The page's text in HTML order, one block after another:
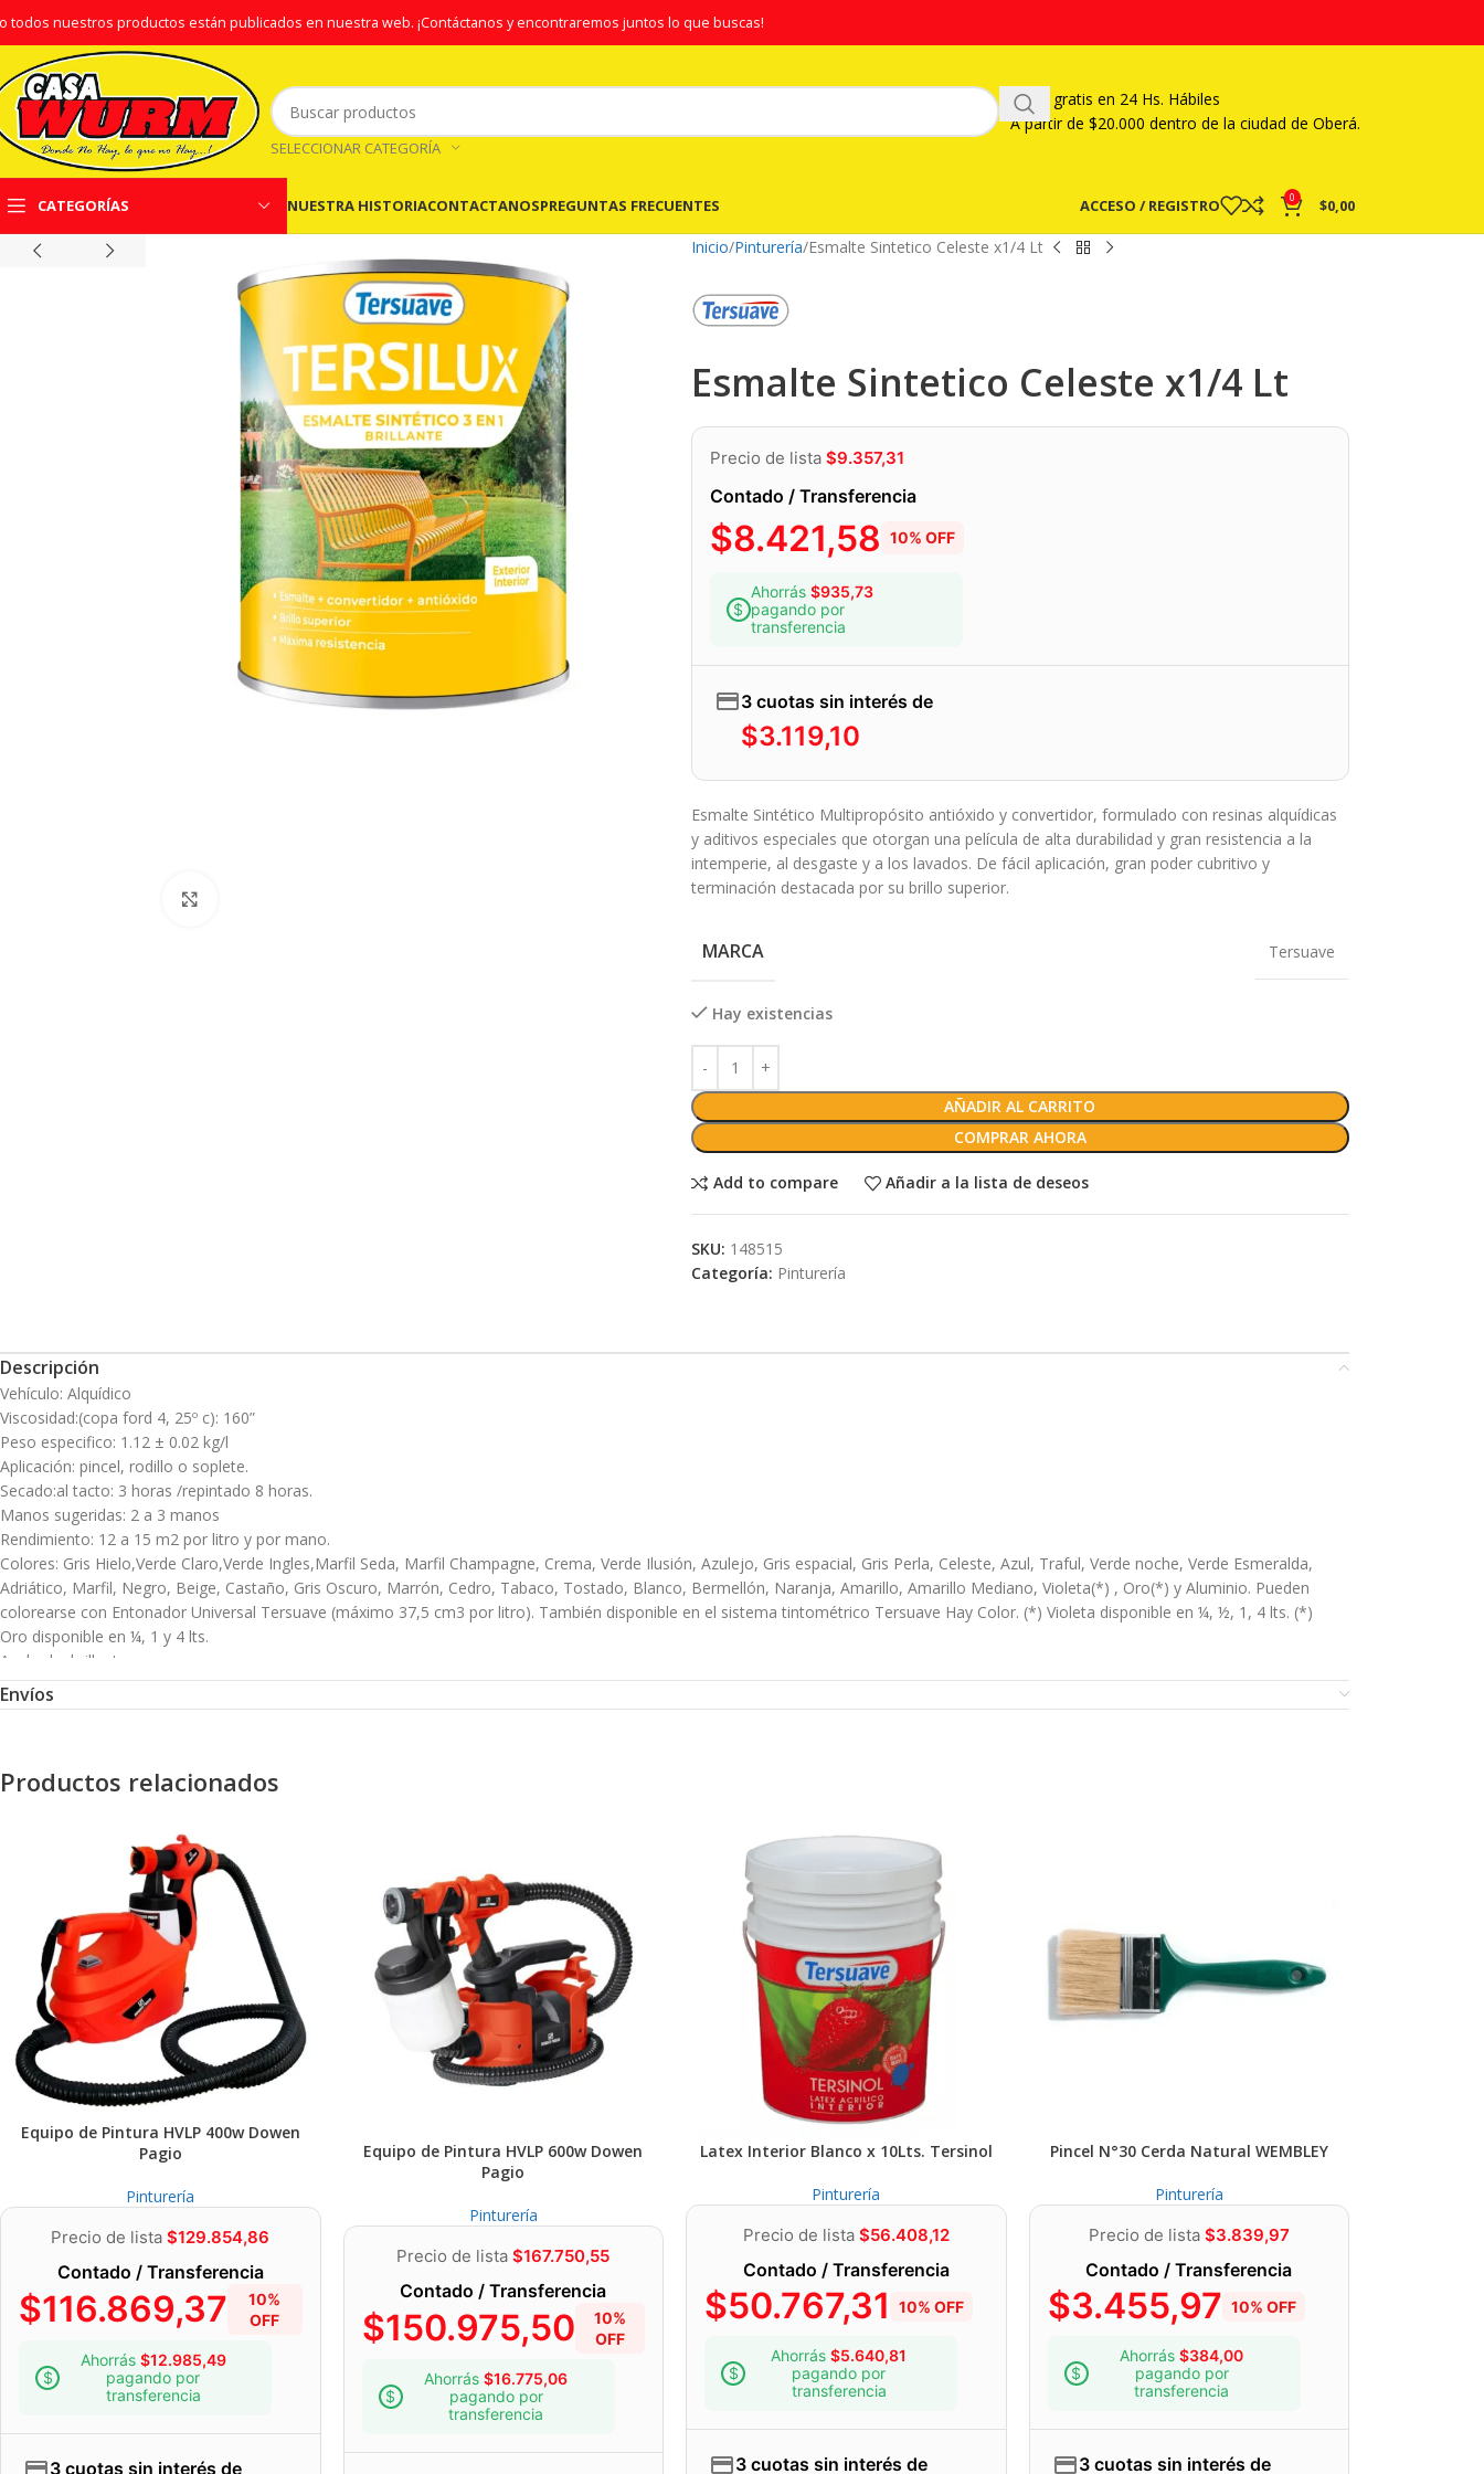
todos nuestros productos están publicados en nuestra web. ¡Contáctanos y encontraremos juntos lo que buscas!
SELECCIONAR CATEGORÍA
Envío gratis en 24 Hs. Hábiles
A partirde $20.000 dentro de la ciudad de Oberá.
CATEGORÍAS NUESTRA HISTORIACONTACTANOSPREGUNTAS FRECUENTES ACCESO / REGISTRO 0 $0,00
Inicio Pinturería Esmalte Sintetico Celeste x1/4 Lt
Esmalte Sintetico Celeste x1/4 Lt
Precio de lista $9.357,31
Contado / Transferencia
$8.421,58 10% OFF
Ahorrás $935,73
pagando por
transferencia
3 cuotas sin interés de
$3.119,10
Esmalte Sintético Multipropósito antióxido y convertidor, formulado con resinas alquídicas
y aditivos especiales que otorgan una película de alta durabilidad y gran resistencia a la
intemperie, al desgaste y a los lavados. De fácil aplicación, gran poder cubritivo y
terminación destacada por su brillo superior.
MARCA Tersuave
Hay existencias
AÑADIR AL CARRITO
COMPRAR AHORA
Add to compare Añadir a la lista de deseos
SKU: 148515
Categoría: Pinturería
Descripción
Vehículo: Alquídico
Viscosidad:(copa ford 4, 25º c): 160”
Peso especifico: 1.12 ± 0.02 kg/l
Aplicación: pincel, rodillo o soplete.
Secado:al tacto: 3 horas /repintado 8 horas.
Manos sugeridas: 2 a 3 manos
Rendimiento: 12 a 15 m2 por litro y por mano.
Colores: Gris Hielo,Verde Claro,Verde Ingles,Marfil Seda, Marfil Champagne, Crema, Verde Ilusión, Azulejo, Gris espacial, Gris Perla, Celeste, Azul, Traful, Verde noche, Verde Esmeralda,
Adriático, Marfil, Negro, Beige, Castaño, Gris Oscuro, Marrón, Cedro, Tabaco, Tostado, Blanco, Bermellón, Naranja, Amarillo, Amarillo Mediano, Violeta(*) , Oro(*) y Aluminio. Pueden
colorearse con Entonador Universal Tersuave (máximo 37,5 cm3 por litro). También disponible en el sistema tintométrico Tersuave Hay Color. (*) Violeta disponible en ¼, ½, 1, 4 lts. (*)
Oro disponible en ¼, 1 y 4 lts.
Acabado: brillante
Diluyente y limpieza: Aguarrás mineral/solvente industrial (soplete)
Presentaciones:¼, ½, 1, 4 y 20 litros.
No deben quedar vestigios de óxido. Lijar con lija n° 100, eliminar el polvillo con un trapo embebido en aguarrás mineral y aplicar una primera mano diluida 20% con aguarrás mineral.
Maderas: Eliminar restos de limpiadores, ceras o protectores siliconados. Lijar en el sentido de las vetas con lija n° 100, eliminar el polvillo y aplicar una primera mano del esmalte diluido a
partir del 25% según la dureza de la madera (a mayor dureza, mayor dilución). Mampostería cementicia: Limpiar la superficie. Verificar el correcto fraguado, eliminación total de aguas de
mortero y pH entre 7 y 8. Aplicar una primera mano con una dilución mínima del 30%, dependiendo de la absorción de la superficie. Sobre superficies pintadas:Tanto en hierro, madera o
mampostería, asegurarse que la pintura anterior se encuentre firme y en buenas condiciones. Lijar suavemente con lija n°120. Si la pintura estuviera floja, descascarada o en malas
condiciones generales, deberá ser eliminada completamentey proceder como en superficies nuevas. Pintar 2 a 3 manos de esmalte Multipropósito con mínima dilución, esperando 8
horas entre ellas.
Envíos
Productos relacionados
Equipo de Pintura HVLP 400w Dowen
Pagio
Pinturería
Precio de lista$129.854,86
Contado / Transferencia
$116.869,37
10%
OFF
Ahorrás $12.985,49
pagando por
transferencia
3 cuotas sin interés de
Equipo de Pintura HVLP 600w Dowen
Pagio
Pinturería
Precio de lista$167.750,55
Contado / Transferencia
$150.975,50
10%
OFF
Ahorrás $16.775,06
pagando por
transferencia
Latex Interior Blanco x 10Lts. Tersinol
Pinturería
Precio de lista $56.408,12
Contado / Transferencia
$50.767,31 10% OFF
Ahorrás $5.640,81
pagando por
transferencia
3 cuotas sin interés de
Pincel N°30 Cerda Natural WEMBLEY
Pinturería
Precio de lista $3.839,97
Contado / Transferencia
$3.455,97 10% OFF
Ahorrás $384,00
pagando por
transferencia
3 cuotas sin interés de